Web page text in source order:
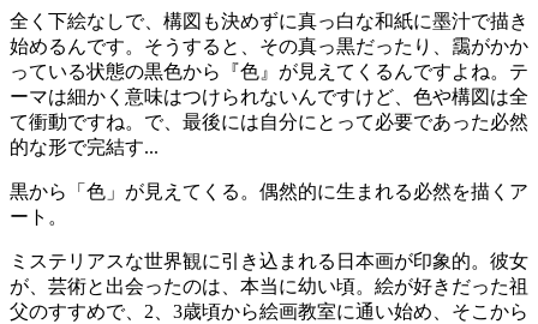
全く下絵なしで、構図も決めずに真っ白な和紙に墨汁で描き
始めるんです。そうすると、その真っ黒だったり、靄がかか
っている状態の黒色から『色』が見えてくるんですよね。テ
ーマは細かく意味はつけられないんですけど、色や構図は全
て衝動ですね。で、最後には自分にとって必要であった必然
的な形で完結す...
黒から「色」が見えてくる。偶然的に生まれる必然を描くア
ート。
ミステリアスな世界観に引き込まれる日本画が印象的。彼女
が、芸術と出会ったのは、本当に幼い頃。絵が好きだった祖
父のすすめで、2、3歳頃から絵画教室に通い始め、そこから